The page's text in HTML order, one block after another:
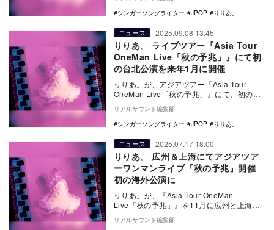
シンガーソングライター
JPOP りりあ。
ニュース 2025.09.08 13:45
りりあ。 ライブツアー『Asia Tour
OneMan Live「秋の予兆」』にて初
の台北公演を来年1月に開催
りりあ。が、アジアツアー『Asia Tour
OneMan Live「秋の予兆」』にて、初の台
北公演を台北 Legacy Tai…
リアルサウンド編集部
シンガーソングライター
JPOP りりあ。
ニュース 2025.07.17 18:00
りりあ。 広州＆上海にてアジアツア
ーワンマンライブ『秋の予兆』開催
初の海外公演に
りりあ。が、『Asia Tour OneMan
Live「秋の予兆」』を11月に広州と上海に
て開催する。 本公演は、自身初の…
リアルサウンド編集部